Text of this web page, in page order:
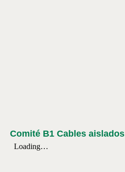
Comité B1 Cables aislados